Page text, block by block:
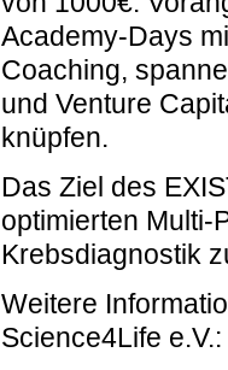
Academy-Days
Coaching,
und Venture
knüpfen.
Das Ziel des
optimierten Multi-
Krebsdiagnostik
Weitere
Science4Life e.V.: